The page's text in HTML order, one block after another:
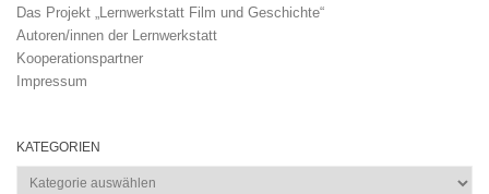
Das Projekt „Lernwerkstatt Film und Geschichte“
Autoren/innen der Lernwerkstatt
Kooperationspartner
Impressum
KATEGORIEN
Kategorien